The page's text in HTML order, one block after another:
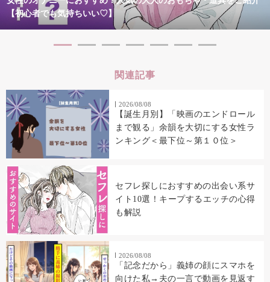
【初心者でも気持ちいい♡】
関連記事
2026/08/08
【誕生月別】「映画のエンドロール
まで観る」余韻を大切にする女性ラ
ンキング＜最下位～第１０位＞
セフレ探しにおすすめの出会い系サ
イト10選！キープするエッチの心得
も解説
2026/08/08
「記念だから」義姉の顔にスマホを
向けた私→夫の一言で動画を見返す